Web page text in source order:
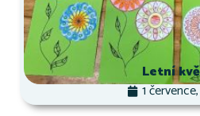
Letní
1